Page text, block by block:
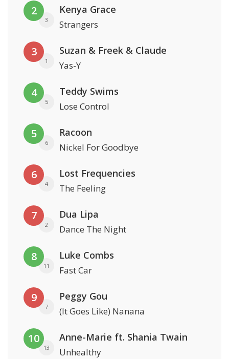
2
3
Kenya Grace
Strangers
3
1
Suzan & Freek & Claude
Yas-Y
4
5
Teddy Swims
Lose Control
5
6
Racoon
Nickel For Goodbye
6
4
Lost Frequencies
The Feeling
7
2
Dua Lipa
Dance The Night
8
11
Luke Combs
Fast Car
9
7
Peggy Gou
(It Goes Like) Nanana
10
13
Anne-Marie ft. Shania Twain
Unhealthy